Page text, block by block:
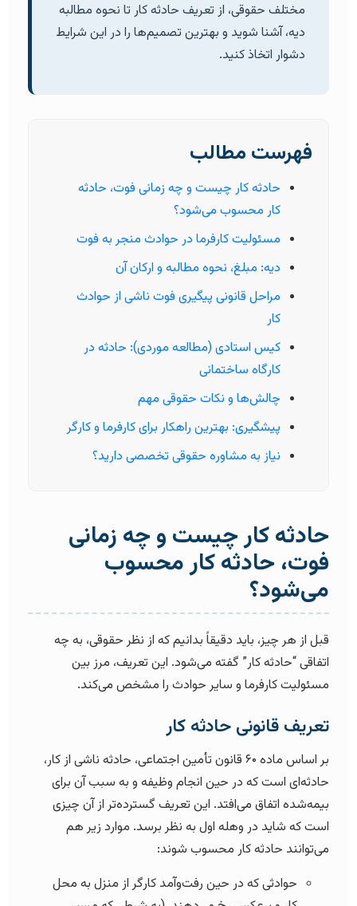
مختلف حقوقی، از تعریف حادثه کار تا نحوه مطالبه
دیه، آشنا شوید و بهترین تصمیم‌ها را در این شرایط
دشوار اتخاذ کنید.
فهرست مطالب
حادثه کار چیست و چه زمانی فوت، حادثه
کار محسوب می‌شود؟
مسئولیت کارفرما در حوادث منجر به فوت
دیه: مبلغ، نحوه مطالبه و ارکان آن
مراحل قانونی پیگیری فوت ناشی از حوادث
کار
کیس استادی (مطالعه موردی): حادثه در
کارگاه ساختمانی
چالش‌ها و نکات حقوقی مهم
پیشگیری: بهترین راهکار برای کارفرما و کارگر
نیاز به مشاوره حقوقی تخصصی دارید؟
حادثه کار چیست و چه زمانی
فوت، حادثه کار محسوب
می‌شود؟
قبل از هر چیز، باید دقیقاً بدانیم که از نظر حقوقی، به چه
اتفاقی “حادثه کار” گفته می‌شود. این تعریف، مرز بین
مسئولیت کارفرما و سایر حوادث را مشخص می‌کند.
تعریف قانونی حادثه کار
بر اساس ماده ۶۰ قانون تأمین اجتماعی، حادثه ناشی از کار،
حادثه‌ای است که در حین انجام وظیفه و به سبب آن برای
بیمه‌شده اتفاق می‌افتد. این تعریف گسترده‌تر از آن چیزی
است که شاید در وهله اول به نظر برسد. موارد زیر هم
می‌توانند حادثه کار محسوب شوند:
حوادثی که در حین رفت‌وآمد کارگر از منزل به محل